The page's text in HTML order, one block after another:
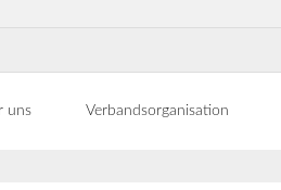
uns Verbandsorganisation